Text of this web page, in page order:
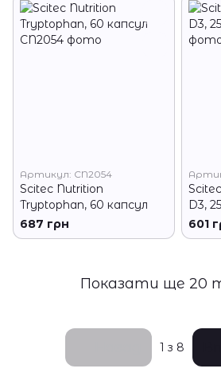
Артикул: CN2054
Scitec Nutrition
Tryptophan, 60 капсул
687 грн
D3,
601
Показати ще 20
1 з 8